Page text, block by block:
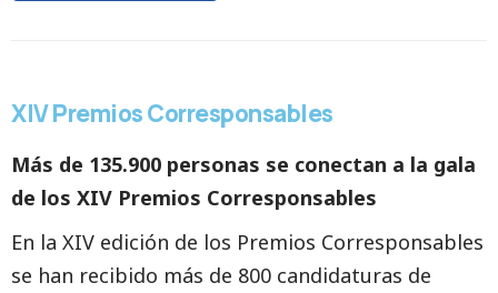
XIV Premios Corresponsables
Más de 135.900 personas se conectan a la gala
de los XIV Premios Corresponsables
En la XIV edición de los Premios Corresponsables
se han recibido más de 800 candidaturas de